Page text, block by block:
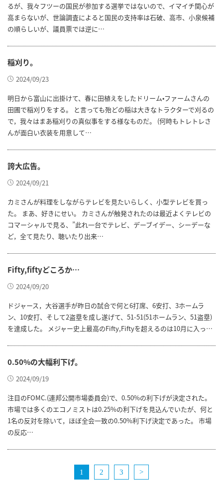
るが、我々フツーの国民が参加する選挙ではないので、イマイチ関心が
高まらないが、世論調査によると国民の支持率は石破、高市、小泉候補
の順らしいが、議員票では逆に…
稲刈り。
2024/09/23
明日から富山に出掛けて、春に田植えをしたドリーム•ファームさんの
田圃で稲刈りをする。 と言っても殆どの稲は大きなトラクターで刈るの
で，我々はまあ稲刈りの真似事をする様なものだ。 (何時もトレトレさ
んが面白い衣装を用意して…
誇大広告。
2024/09/21
カミさんが料理をしながらテレビを見たいらしく、小型テレビを買っ
た。 まあ、好きにせい。 カミさんが触発されたのは最近よくテレビの
コマーシャルで見る、”此れ一台でテレビ、デーブイデー、シーデーな
ど，全て見たり、聴いたり出来…
Fifty,fiftyどころか…
2024/09/20
ドジャース，大谷選手が昨日の試合で何と6打席、6安打、3ホームラ
ン、10安打、そして2盗塁を成し遂げて、51-51(51ホームラン、51盗塁)
を達成した。 メジャー史上最高のFifty,Fiftyを超えるのは10月に入っ…
0.50%の大幅利下げ。
2024/09/19
注目のFOMC.(連邦公開市場委員会)で、0.50%の利下げが決定された。
市場では多くのエコノミストは0.25%の利下げを見込んでいたが、何と
1名の反対を除いて，ほぼ全会一致の0.50%利下げ決定であった。 市場
の反応…
1 2 3 >